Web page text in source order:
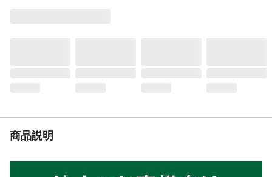
は医師に相談する。
商品説明